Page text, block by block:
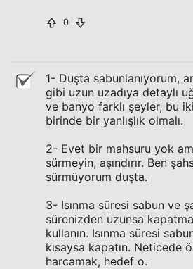
0
1- Duşta sabunlanıyorum,
gibi uzun uzadıya detaylı
ve banyo farklı şeyler, bu
birinde bir yanlışlık olmalı.
2- Evet bir mahsuru yok
sürmeyin, aşındırır. Ben
sürmüyorum duşta.
3- Isınma süresi sabun ve
sürenizden uzunsa
kullanın. Isınma süresi
kısaysa kapatın. Neticede
harcamak, hedef o.